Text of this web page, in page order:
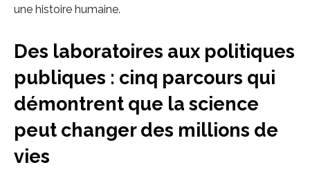
une histoire humaine.
Des laboratoires aux politiques
publiques : cinq parcours qui
démontrent que la science
peut changer des millions de
vies